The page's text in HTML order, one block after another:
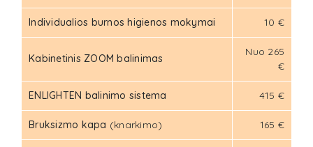
Individualios burnos higienos mokymai 10 €
Kabinetinis ZOOM balinimas
Nuo 265
€
ENLIGHTEN balinimo sistema 415 €
Bruksizmo kapa (knarkimo) 165 €